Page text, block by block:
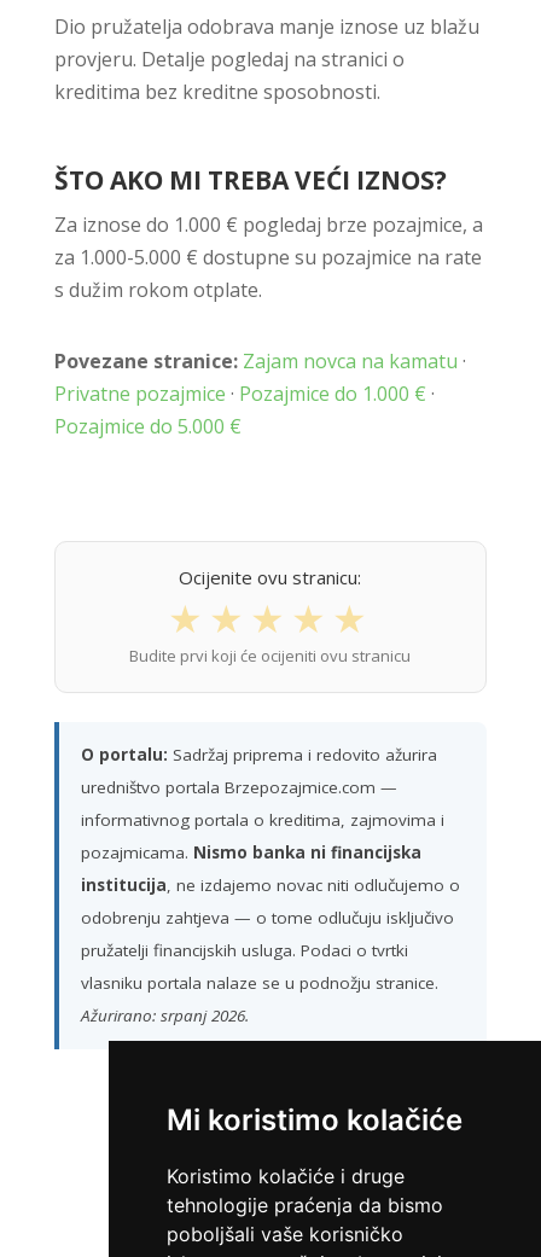
Mi koristimo kolačiće
Koristimo kolačiće i druge
tehnologije praćenja da bismo
poboljšali vaše korisničko
Dio pružatelja odobrava manje iznose uz blažu
provjeru. Detalje pogledaj na stranici o
kreditima bez kreditne sposobnosti.
ŠTO AKO MI TREBA VEĆI IZNOS?
Za iznose do 1.000 € pogledaj brze pozajmice, a
za 1.000-5.000 € dostupne su pozajmice na rate
s dužim rokom otplate.
Povezane stranice: Zajam novca na kamatu ·
Privatne pozajmice · Pozajmice do 1.000 € ·
Pozajmice do 5.000 €
Ocijenite ovu stranicu:
★ ★ ★ ★ ★
Budite prvi koji će ocijeniti ovu stranicu
O portalu: Sadržaj priprema i redovito ažurira
uredništvo portala Brzepozajmice.com —
informativnog portala o kreditima, zajmovima i
pozajmicama. Nismo banka ni financijska
institucija, ne izdajemo novac niti odlučujemo o
odobrenju zahtjeva — o tome odlučuju isključivo
pružatelji financijskih usluga. Podaci o tvrtki
vlasniku portala nalaze se u podnožju stranice.
Ažurirano: srpanj 2026.
ZATRAŽI KREDIT